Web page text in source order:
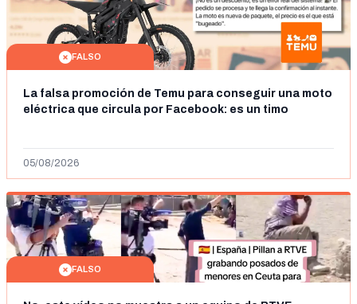
FALSO
La falsa promoción de Temu para conseguir una moto
eléctrica que circula por Facebook: es un timo
05/08/2026
FALSO